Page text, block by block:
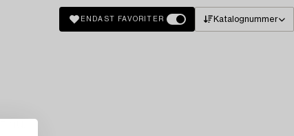
ENDAST FAVORITER Katalognummer